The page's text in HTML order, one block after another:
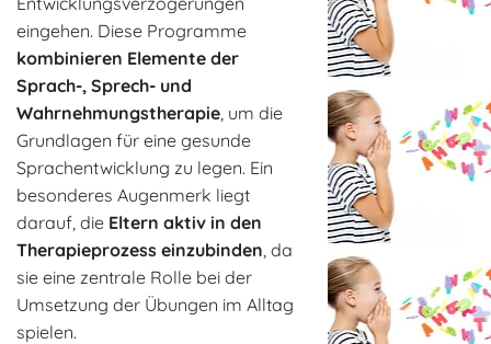
eingehen. Diese Programme
kombinieren Elemente der
Sprach-, Sprech- und
Wahrnehmungstherapie , um die
Grundlagen für eine gesunde
Sprachentwicklung zu legen. Ein
besonderes Augenmerk liegt
darauf, die Eltern aktiv in den
Therapieprozess einzubinden , da
sie eine zentrale Rolle bei der
Umsetzung der Übungen im Alltag
spielen.